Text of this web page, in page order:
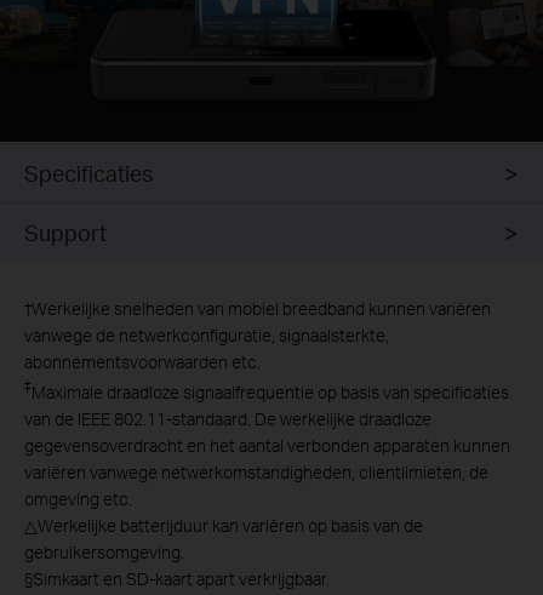
Specificaties
Support
†Werkelijke snelheden van mobiel breedband kunnen variëren
vanwege de netwerkconfiguratie, signaalsterkte,
abonnementsvoorwaarden etc.
‡Maximale draadloze signaalfrequentie op basis van specificaties
van de IEEE 802.11-standaard. De werkelijke draadloze
gegevensoverdracht en het aantal verbonden apparaten kunnen
variëren vanwege netwerkomstandigheden, clientlimieten, de
omgeving etc.
△Werkelijke batterijduur kan variëren op basis van de
gebruikersomgeving.
§Simkaart en SD-kaart apart verkrijgbaar.